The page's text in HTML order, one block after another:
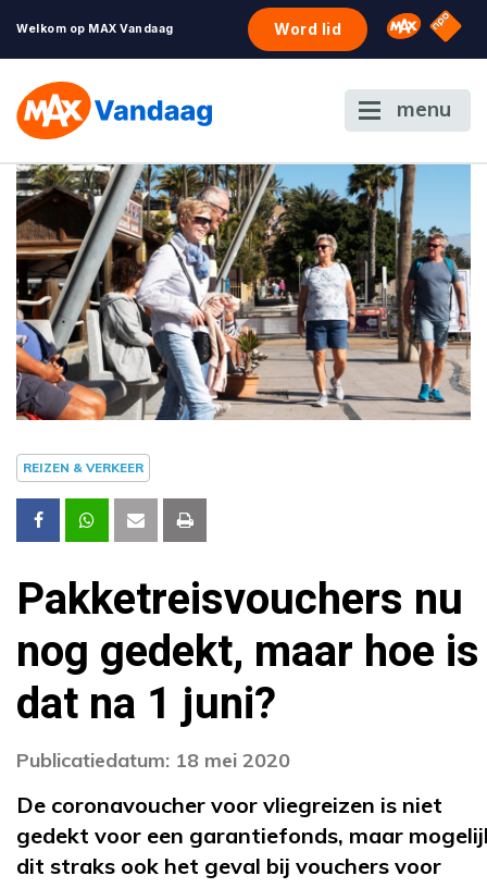
Welkom op MAX Vandaag Word lid Omroep
NPO
menu
REIZEN & VERKEER
Pakketreisvouchers nu
nog gedekt, maar hoe is
dat na 1 juni?
Publicatiedatum: 18 mei 2020
De coronavoucher voor vliegreizen is niet
gedekt voor een garantiefonds, maar
dit straks ook het geval bij vouchers voor